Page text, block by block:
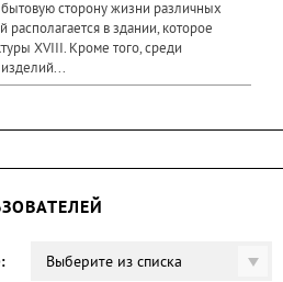
сторону жизни различных
в здании, которое
XVIII. Кроме того, среди
Выберите из списка